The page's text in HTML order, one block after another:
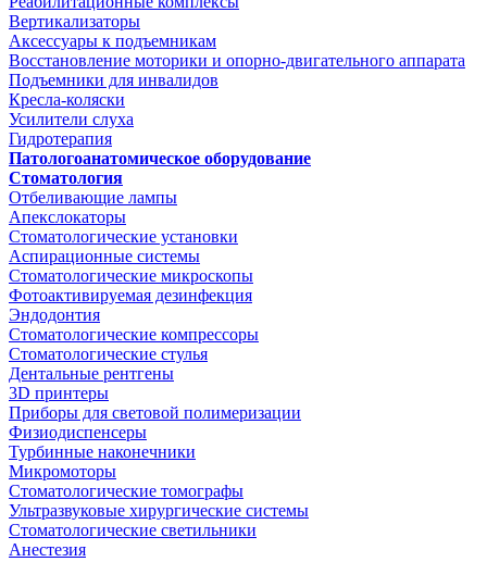
Вертикализаторы
Аксессуары к подъемникам
Восстановление моторики и опорно-двигательного аппарата
Подъемники для инвалидов
Кресла-коляски
Усилители слуха
Гидротерапия
Патологоанатомическое оборудование
Стоматология
Отбеливающие лампы
Апекслокаторы
Стоматологические установки
Аспирационные системы
Стоматологические микроскопы
Фотоактивируемая дезинфекция
Эндодонтия
Стоматологические компрессоры
Стоматологические стулья
Дентальные рентгены
3D принтеры
Приборы для световой полимеризации
Физиодиспенсеры
Турбинные наконечники
Микромоторы
Стоматологические томографы
Ультразвуковые хирургические системы
Стоматологические светильники
Анестезия